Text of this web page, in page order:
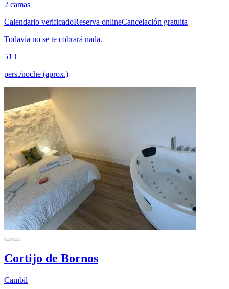
2 camas
Calendario verificadoReserva onlineCancelación gratuita
Todavía no se te cobrará nada.
51 €
pers./noche (aprox.)
Cortijo de Bornos
Cambil